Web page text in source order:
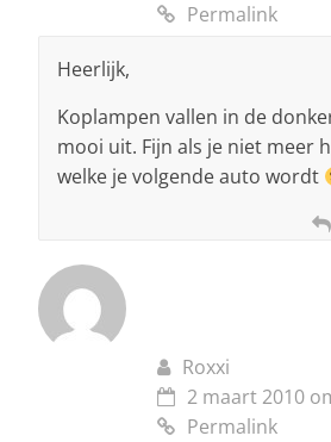
Permalink
Heerlijk,
Koplampen vallen in de
mooi uit. Fijn als je niet meer
welke je volgende auto wordt
Roxxi
2 maart 2010
Permalink